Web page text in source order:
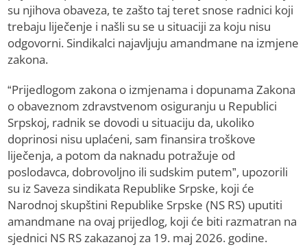
su njihova obaveza, te zašto taj teret snose radnici koji
trebaju liječenje i našli su se u situaciji za koju nisu
odgovorni. Sindikalci najavljuju amandmane na izmjene
zakona.
“Prijedlogom zakona o izmjenama i dopunama Zakona
o obaveznom zdravstvenom osiguranju u Republici
Srpskoj, radnik se dovodi u situaciju da, ukoliko
doprinosi nisu uplaćeni, sam finansira troškove
liječenja, a potom da naknadu potražuje od
poslodavca, dobrovoljno ili sudskim putem”, upozorili
su iz Saveza sindikata Republike Srpske, koji će
Narodnoj skupštini Republike Srpske (NS RS) uputiti
amandmane na ovaj prijedlog, koji će biti razmatran na
sjednici NS RS zakazanoj za 19. maj 2026. godine.